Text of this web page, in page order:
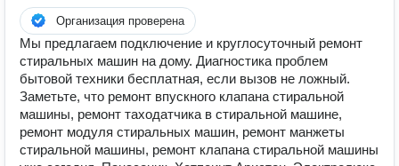
Организация проверена
Мы предлагаем подключение и круглосуточный ремонт
стиральных машин на дому. Диагностика проблем
бытовой техники бесплатная, если вызов не ложный.
Заметьте, что ремонт впускного клапана стиральной
машины, ремонт таходатчика в стиральной машине,
ремонт модуля стиральных машин, ремонт манжеты
стиральной машины, ремонт клапана стиральной машины